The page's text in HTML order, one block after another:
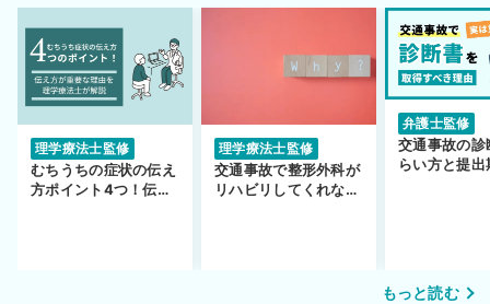
理学療法士監修
むちうちの症状の伝え
方ポイント4つ！伝え
理学療法士監修
交通事故で整形外科が
リハビリしてくれな
弁護士監修
交通事故の診
らい方と提
もっと読む